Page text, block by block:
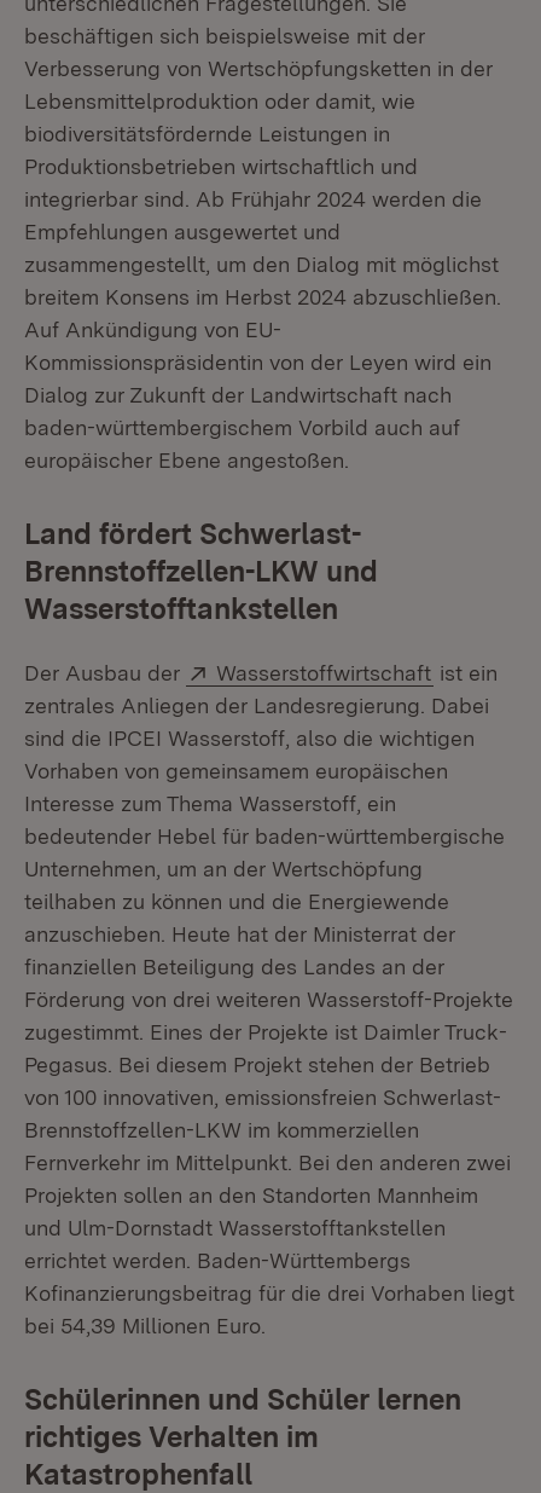
beschäftigen sich beispielsweise mit der
Verbesserung von Wertschöpfungsketten in der
Lebensmittelproduktion oder damit, wie
biodiversitätsfördernde Leistungen in
Produktionsbetrieben wirtschaftlich und
integrierbar sind. Ab Frühjahr 2024 werden die
Empfehlungen ausgewertet und
zusammengestellt, um den Dialog mit möglichst
breitem Konsens im Herbst 2024 abzuschließen.
Auf Ankündigung von EU-
Kommissionspräsidentin von der Leyen wird ein
Dialog zur Zukunft der Landwirtschaft nach
baden-württembergischem Vorbild auch auf
europäischer Ebene angestoßen.
Land fördert Schwerlast-
Brennstoffzellen-LKW und
Wasserstofftankstellen
Der Ausbau der Extern:
Wasserstoffwirtschaft (Öffnet in
ist ein
zentrales Anliegen der Landesregierung. Dabei
sind die IPCEI Wasserstoff, also die wichtigen
Vorhaben von gemeinsamem europäischen
Interesse zum Thema Wasserstoff, ein
bedeutender Hebel für baden-württembergische
Unternehmen, um an der Wertschöpfung
teilhaben zu können und die Energiewende
anzuschieben. Heute hat der Ministerrat der
finanziellen Beteiligung des Landes an der
Förderung von drei weiteren Wasserstoff-Projekte
zugestimmt. Eines der Projekte ist Daimler Truck-
Pegasus. Bei diesem Projekt stehen der Betrieb
von 100 innovativen, emissionsfreien Schwerlast-
Brennstoffzellen-LKW im kommerziellen
Fernverkehr im Mittelpunkt. Bei den anderen zwei
Projekten sollen an den Standorten Mannheim
und Ulm-Dornstadt Wasserstofftankstellen
errichtet werden. Baden-Württembergs
Kofinanzierungsbeitrag für die drei Vorhaben liegt
bei 54,39 Millionen Euro.
Schülerinnen und Schüler lernen
richtiges Verhalten im
Katastrophenfall